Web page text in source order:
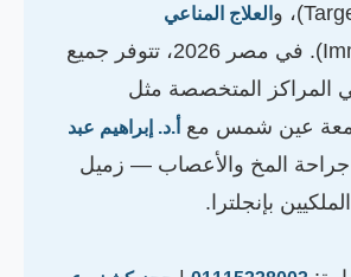
العلاج المناعي
(Immunotherapy). في مصر 2026، تتوفر جميع
المراكز المتخصصة مثل
عين شمس مع أ.د. إبراهيم عبد
جراحة المخ والأعصاب — زميل
بإنجلترا.